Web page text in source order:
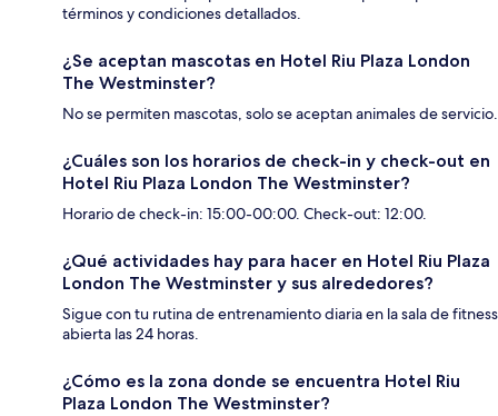
términos y condiciones detallados.
¿Se aceptan mascotas en Hotel Riu Plaza London
The Westminster?
No se permiten mascotas, solo se aceptan animales de servicio.
¿Cuáles son los horarios de check-in y check-out en
Hotel Riu Plaza London The Westminster?
Horario de check-in: 15:00-00:00. Check-out: 12:00.
¿Qué actividades hay para hacer en Hotel Riu Plaza
London The Westminster y sus alrededores?
Sigue con tu rutina de entrenamiento diaria en la sala de fitness
abierta las 24 horas.
¿Cómo es la zona donde se encuentra Hotel Riu
Plaza London The Westminster?